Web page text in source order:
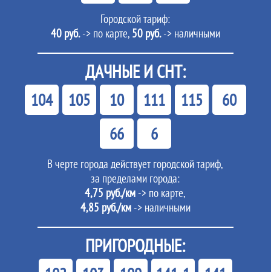
Городской тариф:
40 руб.-> по карте, 50 руб.-> наличными
ДАЧНЫЕ И СНТ:
104 105 10 111 115
60
66
6
В черте города действует городской тариф,
за пределами города:
4,75 руб./км -> по карте,
4,85 руб./км-> наличными
ПРИГОРОДНЫЕ: